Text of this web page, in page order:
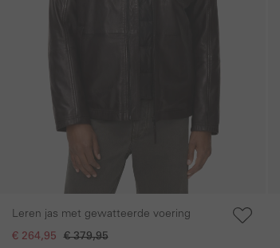
Leren jas met gewatteerde voering
€ 264,95 € 379,95